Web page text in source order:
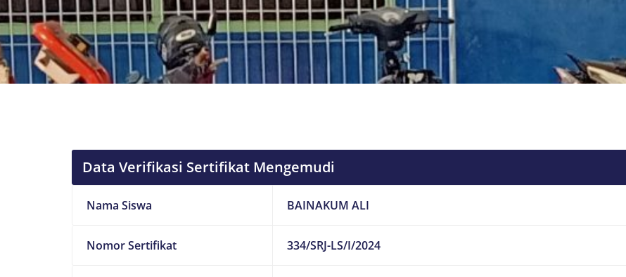
Data Verifikasi Sertifikat Mengemudi
Nama Siswa BAINAKUM ALI
Nomor Sertifikat 334/SRJ-LS/I/2024